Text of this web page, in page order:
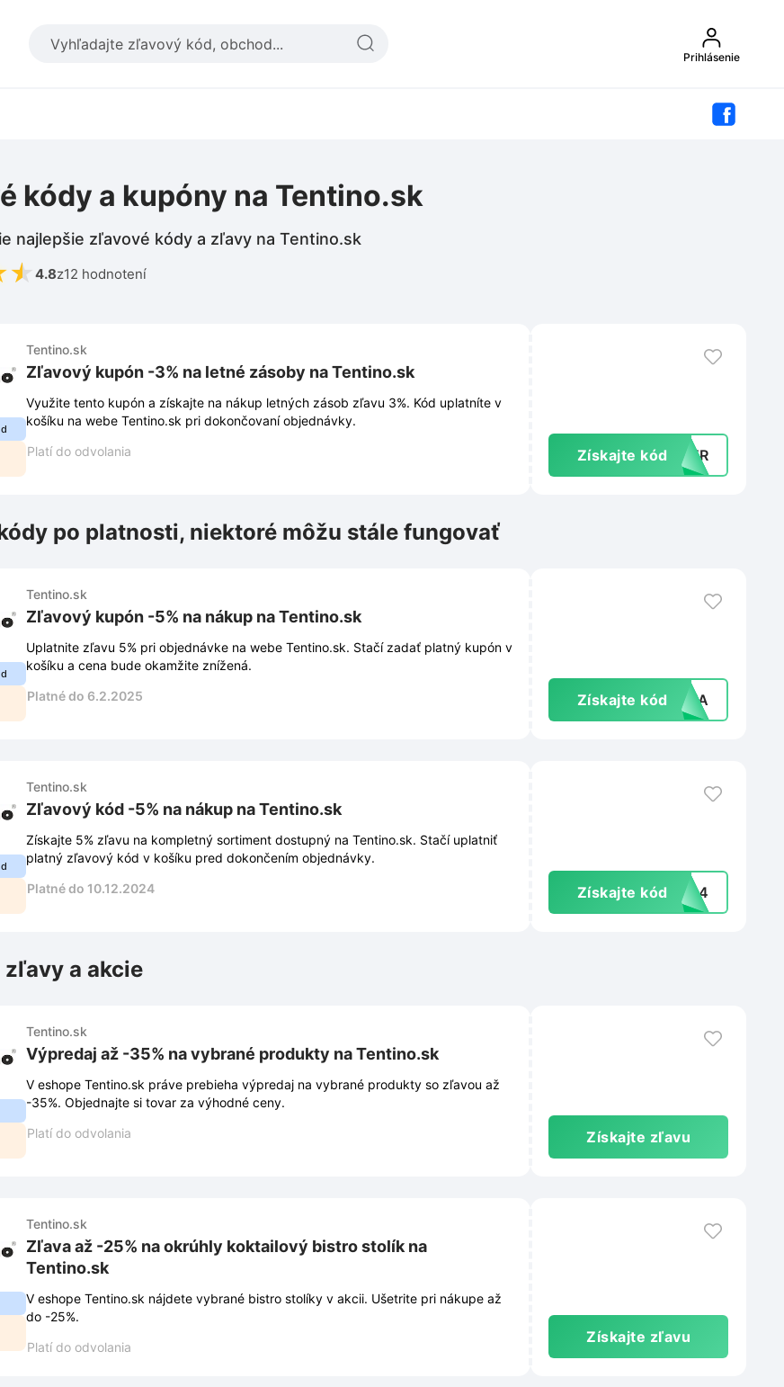
Prihlásenie
kódy a kupóny na Tentino.sk
najlepšie zľavové kódy a zľavy na Tentino.sk
★ 4.8z12 hodnotení
Tentino.sk
Zľavový kupón -3% na letné zásoby na Tentino.sk
Využite tento kupón a získajte na nákup letných zásob zľavu 3%. Kód uplatníte v
košíku na webe Tentino.sk pri dokončovaní objednávky.
Platí do odvolania
Získajte kódMBER
po platnosti, niektoré môžu stále fungovať
Tentino.sk
Zľavový kupón -5% na nákup na Tentino.sk
Uplatnite zľavu 5% pri objednávke na webe Tentino.sk. Stačí zadať platný kupón v
košíku a cena bude okamžite znížená.
Platné do 6.2.2025
Získajte kód ELKA
Tentino.sk
Zľavový kód -5% na nákup na Tentino.sk
Získajte 5% zľavu na kompletný sortiment dostupný na Tentino.sk. Stačí uplatniť
platný zľavový kód v košíku pred dokončením objednávky.
Platné do 10.12.2024
Získajte kód 2024
a akcie
Tentino.sk
Výpredaj až -35% na vybrané produkty na Tentino.sk
V eshope Tentino.sk práve prebieha výpredaj na vybrané produkty so zľavou až
-35%. Objednajte si tovar za výhodné ceny.
Platí do odvolania
Získajte zľavu
Tentino.sk
Zľava až -25% na okrúhly koktailový bistro stolík na
Tentino.sk
V eshope Tentino.sk nájdete vybrané bistro stolíky v akcii. Ušetrite pri nákupe až
do -25%.
Platí do odvolania
Získajte zľavu